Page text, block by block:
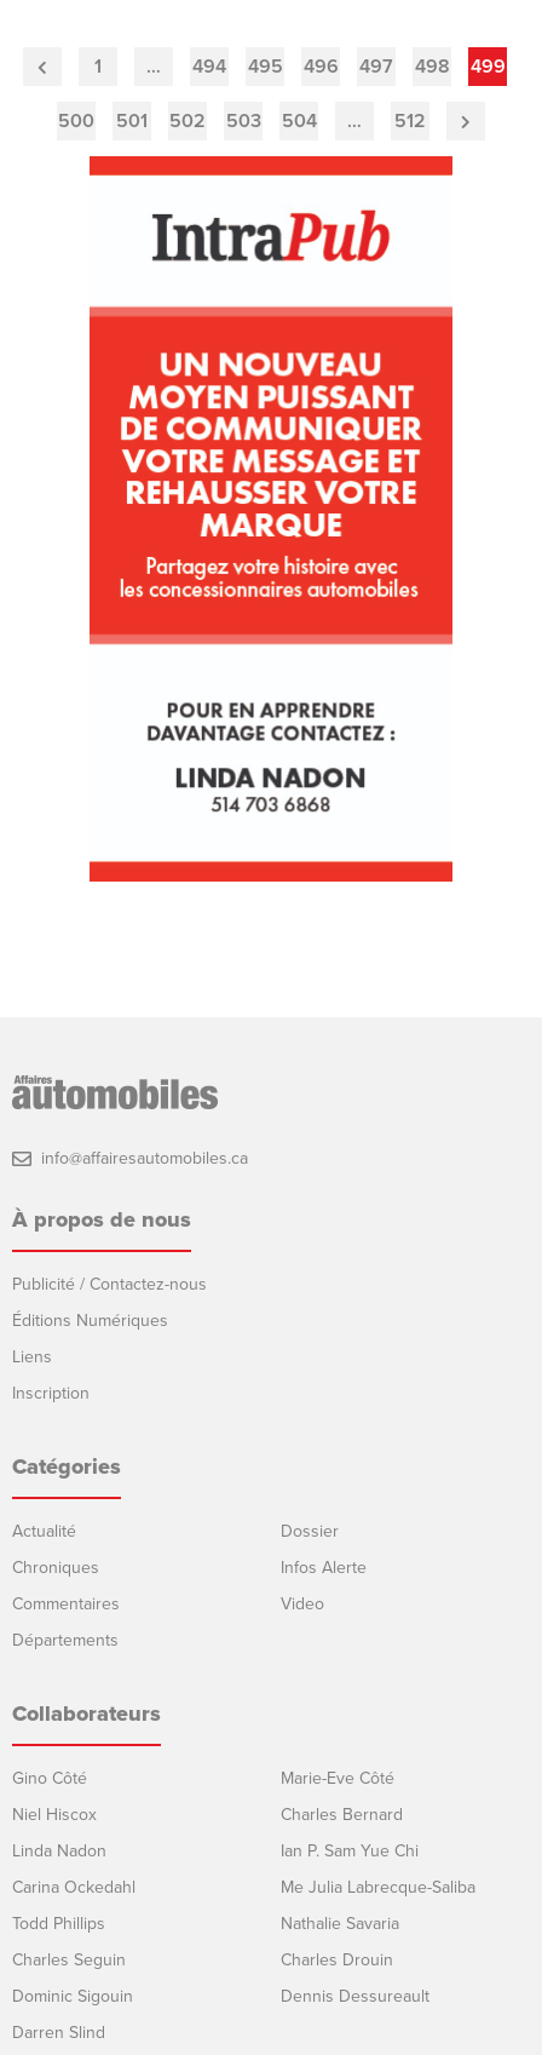
Previous1 … 494 495 496 497 498 499
500 501 502 503 504 … 512
info@affairesautomobiles.ca
À propos de nous
Publicité / Contactez-nous
Éditions Numériques
Liens
Inscription
Catégories
Actualité
Chroniques
Commentaires
Départements
Dossier
Infos Alerte
Video
Collaborateurs
Gino Côté
Niel Hiscox
Linda Nadon
Carina Ockedahl
Todd Phillips
Charles Seguin
Dominic Sigouin
Darren Slind
Marie-Eve Côté
Charles Bernard
Ian P. Sam Yue Chi
Me Julia Labrecque-Saliba
Nathalie Savaria
Charles Drouin
Dennis Dessureault